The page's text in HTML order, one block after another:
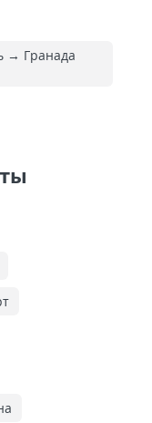
→ Гранада